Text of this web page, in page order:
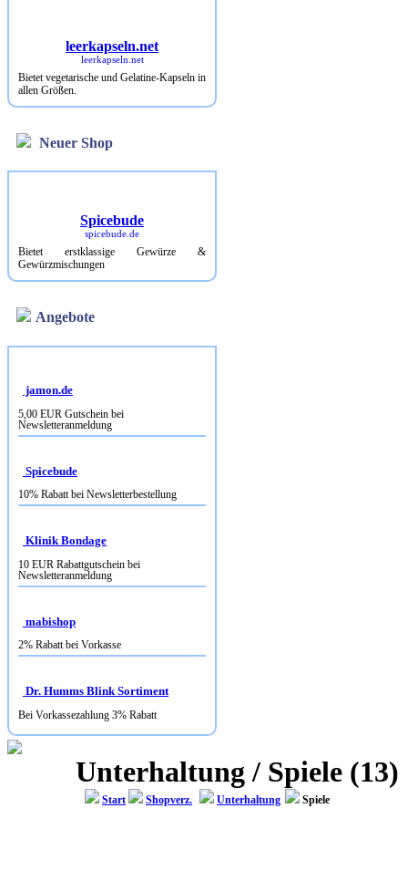
leerkapseln.net
Bietet vegetarische und Gelatine-Kapseln in
allen Größen.
Bietet erstklassige Gewürze &
Gewürzmischungen
5,00 EUR Gutschein bei
Newsletteranmeldung
Spicebude
Klinik Bondage
Newsletteranmeldung
mabishop
Dr. Humms Blink Sortiment
Unterhaltung / Spiele (13)